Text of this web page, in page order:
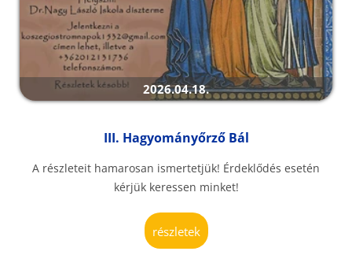
2026.04.18.
III. Hagyományőrző Bál
A részleteit hamarosan ismertetjük! Érdeklődés esetén
kérjük keressen minket!
részletek